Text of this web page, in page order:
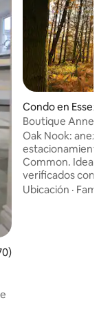
promedio: 4.98 de
Condo en Essex
Boutique Annex,
estacionamiento
Oak Nook: anexo
estacionamiento,
Common. Ideal
verificados con
Cama tamaño
Ubicación ·